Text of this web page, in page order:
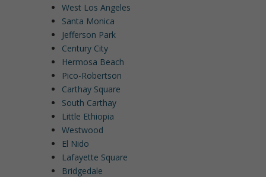
West Los Angeles
Santa Monica
Jefferson Park
Century City
Hermosa Beach
Pico-Robertson
Carthay Square
South Carthay
Little Ethiopia
Westwood
El Nido
Lafayette Square
Bridgedale